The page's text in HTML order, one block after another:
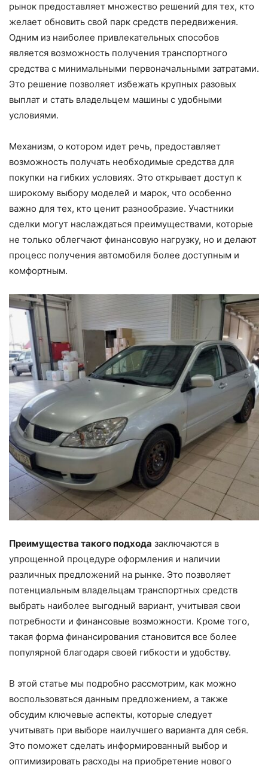
рынок предоставляет множество решений для тех, кто
желает обновить свой парк средств передвижения.
Одним из наиболее привлекательных способов
является возможность получения транспортного
средства с минимальными первоначальными затратами.
Это решение позволяет избежать крупных разовых
выплат и стать владельцем машины с удобными
условиями.
Механизм, о котором идет речь, предоставляет
возможность получать необходимые средства для
покупки на гибких условиях. Это открывает доступ к
широкому выбору моделей и марок, что особенно
важно для тех, кто ценит разнообразие. Участники
сделки могут наслаждаться преимуществами, которые
не только облегчают финансовую нагрузку, но и делают
процесс получения автомобиля более доступным и
комфортным.
Преимущества такого подхода заключаются в
упрощенной процедуре оформления и наличии
различных предложений на рынке. Это позволяет
потенциальным владельцам транспортных средств
выбрать наиболее выгодный вариант, учитывая свои
потребности и финансовые возможности. Кроме того,
такая форма финансирования становится все более
популярной благодаря своей гибкости и удобству.
В этой статье мы подробно рассмотрим, как можно
воспользоваться данным предложением, а также
обсудим ключевые аспекты, которые следует
учитывать при выборе наилучшего варианта для себя.
Это поможет сделать информированный выбор и
оптимизировать расходы на приобретение нового